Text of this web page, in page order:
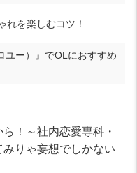
れを楽しむコツ！
ユー）』でOLにおすすめ
！～社内恋愛専科・
りゃ妄想でしかない